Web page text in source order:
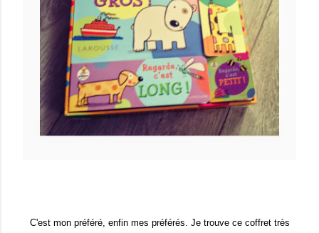
C'est mon préféré, enfin mes préférés. Je trouve ce coffret très